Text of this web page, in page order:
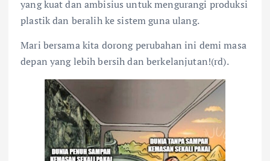
yang kuat dan ambisius untuk mengurangi produksi
plastik dan beralih ke sistem guna ulang.
Mari bersama kita dorong perubahan ini demi masa
depan yang lebih bersih dan berkelanjutan!(rd).